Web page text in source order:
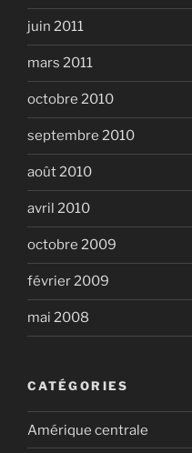
juin 2011
mars 2011
octobre 2010
septembre 2010
août 2010
avril 2010
octobre 2009
février 2009
mai 2008
CATÉGORIES
Amérique centrale